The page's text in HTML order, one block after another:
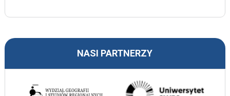
NASI PARTNERZY